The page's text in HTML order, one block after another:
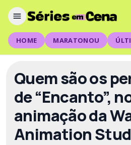
HOME MARATONOU
Quem são os
de “Encanto”,
animação da
Animation